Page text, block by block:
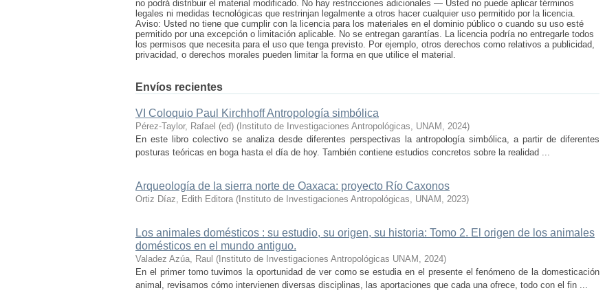
no podrá distribuir el material modificado. No hay restricciones adicionales — Usted no puede aplicar términos
legales ni medidas tecnológicas que restrinjan legalmente a otros hacer cualquier uso permitido por la licencia.
Aviso: Usted no tiene que cumplir con la licencia para los materiales en el dominio público o cuando su uso esté
permitido por una excepción o limitación aplicable. No se entregan garantías. La licencia podría no entregarle todos
los permisos que necesita para el uso que tenga previsto. Por ejemplo, otros derechos como relativos a publicidad,
privacidad, o derechos morales pueden limitar la forma en que utilice el material.
Envíos recientes
VI Coloquio Paul Kirchhoff Antropología simbólica
Pérez-Taylor, Rafael (ed) ( Instituto de Investigaciones Antropológicas, UNAM , 2024)
En este libro colectivo se analiza desde diferentes perspectivas la antropología simbólica, a partir de diferentes
posturas teóricas en boga hasta el día de hoy. También contiene estudios concretos sobre la realidad ...
Arqueología de la sierra norte de Oaxaca: proyecto Río Caxonos
Ortiz Díaz, Edith Editora ( Instituto de Investigaciones Antropológicas, UNAM , 2023)
Los animales domésticos : su estudio, su origen, su historia: Tomo 2. El origen de los animales
domésticos en el mundo antiguo.
Valadez Azúa, Raul ( Instituto de Investigaciones Antropológicas UNAM , 2024)
En el primer tomo tuvimos la oportunidad de ver como se estudia en el presente el fenómeno de la domesticación
animal, revisamos cómo intervienen diversas disciplinas, las aportaciones que cada una ofrece, todo con el fin ...